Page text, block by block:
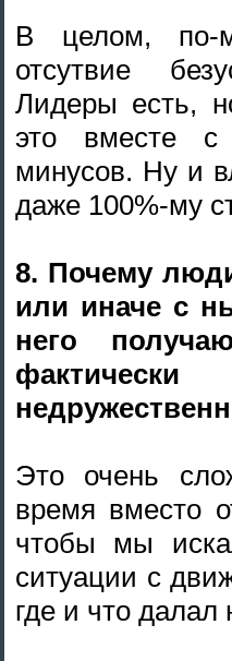
В целом, по-
отсутвие
Лидеры есть,
это вместе
минусов. Ну и
даже 100%-му
8. Почему
или иначе с
него
Это очень
время вместо
чтобы мы
ситуации с
где и что далал